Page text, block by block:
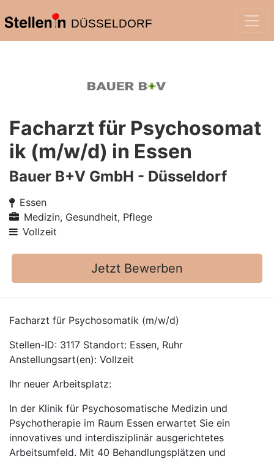
DÜSSELDORF
Facharzt für Psychosomat
ik (m/w/d) in Essen
Bauer B+V GmbH - Düsseldorf
Essen
Medizin, Gesundheit, Pflege
Vollzeit
Jetzt Bewerben
Facharzt für Psychosomatik (m/w/d)
Stellen-ID: 3117 Standort: Essen, Ruhr
Anstellungsart(en): Vollzeit
Ihr neuer Arbeitsplatz:
In der Klinik für Psychosomatische Medizin und
Psychotherapie im Raum Essen erwartet Sie ein
innovatives und interdisziplinär ausgerichtetes
Arbeitsumfeld. Mit 40 Behandlungsplätzen und